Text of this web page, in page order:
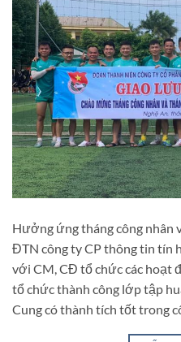
Hưởng ứng tháng công nhân
ĐTN công ty CP thông tin tín
với CM, CĐ tổ chức các hoạt
tổ chức thành công lớp tập
Cung có thành tích tốt trong